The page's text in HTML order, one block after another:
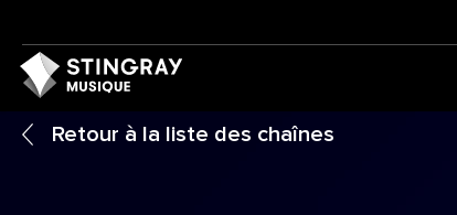
Retour à la liste des chaînes